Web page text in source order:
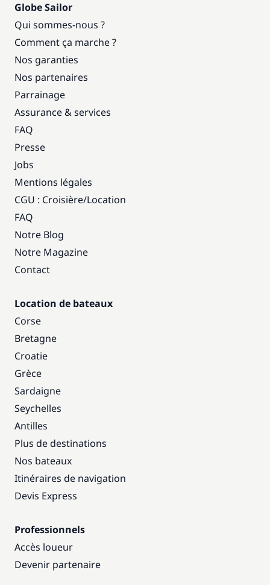
Globe Sailor
Qui sommes-nous ?
Comment ça marche ?
Nos garanties
Nos partenaires
Parrainage
Assurance & services
FAQ
Presse
Jobs
Mentions légales
CGU : Croisière/Location
FAQ
Notre Blog
Notre Magazine
Contact
Location de bateaux
Corse
Bretagne
Croatie
Grèce
Sardaigne
Seychelles
Antilles
Plus de destinations
Nos bateaux
Itinéraires de navigation
Devis Express
Professionnels
Accès loueur
Devenir partenaire